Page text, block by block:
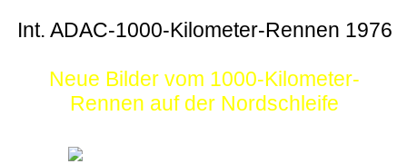
Int. ADAC-1000-Kilometer-Rennen 1976
Neue Bilder vom 1000-Kilometer-
Rennen auf der Nordschleife